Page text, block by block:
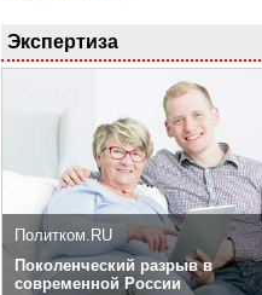
Экспертиза
Политком.RU
Поколенческий разрыв в
современной России